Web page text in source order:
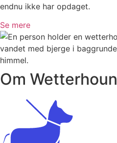
endnu ikke har opdaget.
Se mere
Om Wetterhoun